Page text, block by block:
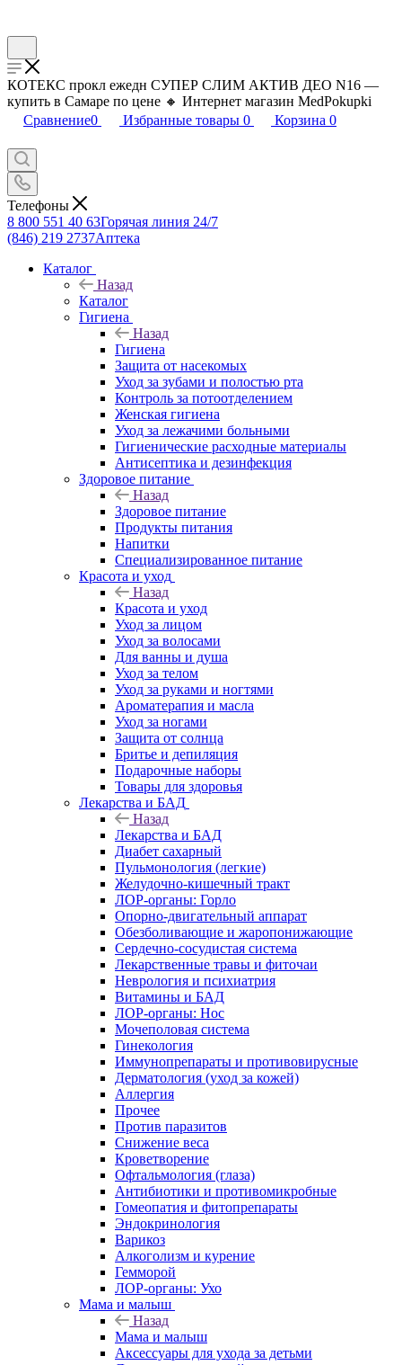
КОТЕКС прокл ежедн СУПЕР СЛИМ АКТИВ ДЕО N16 —
купить в Самаре по цене 🔸 Интернет магазин MedPokupki
Сравнение0 Избранные товары 0 Корзина 0
Телефоны
8 800 551 40 63Горячая линия 24/7
(846) 219 2737Аптека
Каталог
Назад
Каталог
Гигиена
Назад
Гигиена
Защита от насекомых
Уход за зубами и полостью рта
Контроль за потоотделением
Женская гигиена
Уход за лежачими больными
Гигиенические расходные материалы
Антисептика и дезинфекция
Здоровое питание
Назад
Здоровое питание
Продукты питания
Напитки
Специализированное питание
Красота и уход
Назад
Красота и уход
Уход за лицом
Уход за волосами
Для ванны и душа
Уход за телом
Уход за руками и ногтями
Ароматерапия и масла
Уход за ногами
Защита от солнца
Бритье и депиляция
Подарочные наборы
Товары для здоровья
Лекарства и БАД
Назад
Лекарства и БАД
Диабет сахарный
Пульмонология (легкие)
Желудочно-кишечный тракт
ЛОР-органы: Горло
Опорно-двигательный аппарат
Обезболивающие и жаропонижающие
Сердечно-сосудистая система
Лекарственные травы и фиточаи
Неврология и психиатрия
Витамины и БАД
ЛОР-органы: Нос
Мочеполовая система
Гинекология
Иммунопрепараты и противовирусные
Дерматология (уход за кожей)
Аллергия
Прочее
Против паразитов
Снижение веса
Кроветворение
Офтальмология (глаза)
Антибиотики и противомикробные
Гомеопатия и фитопрепараты
Эндокринология
Варикоз
Алкоголизм и курение
Гемморой
ЛОР-органы: Ухо
Мама и малыш
Назад
Мама и малыш
Аксессуары для ухода за детьми